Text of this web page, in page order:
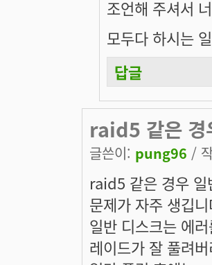
조언해 주셔서
모두다 하시는
답글
raid5 같은 경
글쓴이: pung96 /
raid5 같은 경우
문제가 자주 생깁
일반 디스크는 에
레이드가 잘 풀려